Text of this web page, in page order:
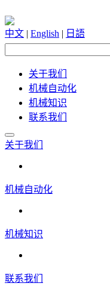
中文 | English | 日語
关于我们
机械自动化
机械知识
联系我们
关于我们
机械自动化
机械知识
联系我们